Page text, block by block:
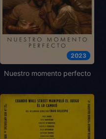
2023
Nuestro momento perfecto